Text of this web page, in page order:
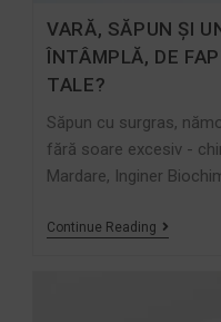
VARĂ, SĂPUN ȘI
ÎNTÂMPLĂ, DE
TALE?
Săpun cu surgras,
fără soare excesiv -
Mardare, Inginer
Continue Reading